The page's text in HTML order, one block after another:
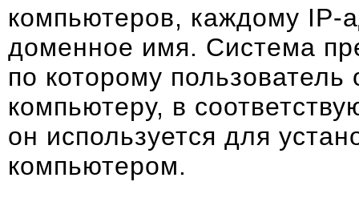
компьютеров, каждому IP-
доменное имя. Система
по которому
компьютеру, в
он используется для
компьютером.